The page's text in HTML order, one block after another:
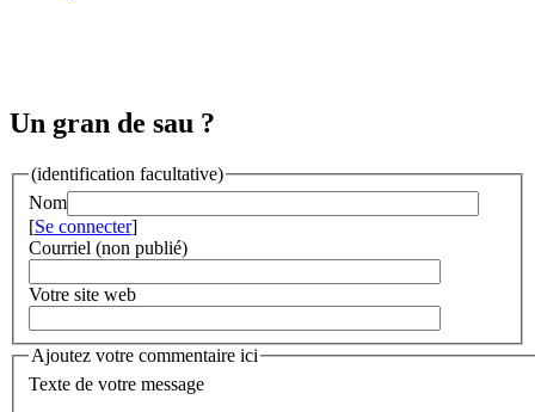
Un gran de sau ?
(identification facultative)
Nom
[Se connecter]
Courriel (non publié)
Votre site web
Ajoutez votre commentaire ici
Texte de votre message